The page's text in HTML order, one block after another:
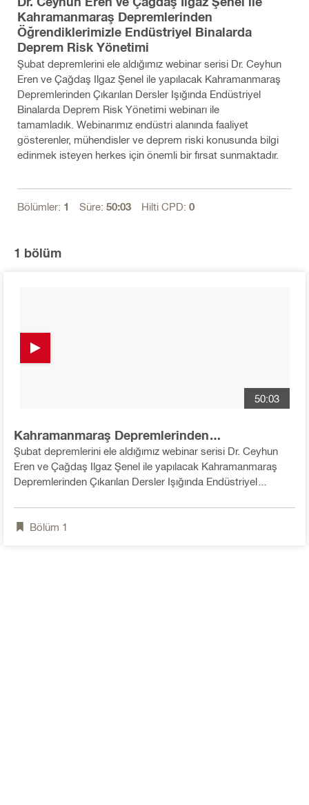
Kahramanmaraş Depremlerinden
Öğrendiklerimizle Endüstriyel Binalarda
Deprem Risk Yönetimi
Şubat depremlerini ele aldığımız webinar serisi Dr. Ceyhun
Eren ve Çağdaş Ilgaz Şenel ile yapılacak Kahramanmaraş
Depremlerinden Çıkarılan Dersler Işığında Endüstriyel
Binalarda Deprem Risk Yönetimi webinarı ile
tamamladık. Webinarımız endüstri alanında faaliyet
gösterenler, mühendisler ve deprem riski konusunda bilgi
edinmek isteyen herkes için önemli bir fırsat sunmaktadır.
Bölümler: 1 Süre: 50:03 Hilti CPD: 0
1 bölüm
50:03
Kahramanmaraş Depremlerinden
Öğrendiklerimizle Endüstriyel Binalarda
Deprem Risk Yönetimi
Şubat depremlerini ele aldığımız webinar serisi Dr. Ceyhun
Eren ve Çağdaş Ilgaz Şenel ile yapılacak Kahramanmaraş
Depremlerinden Çıkarılan Dersler Işığında Endüstriyel
Bölüm 1